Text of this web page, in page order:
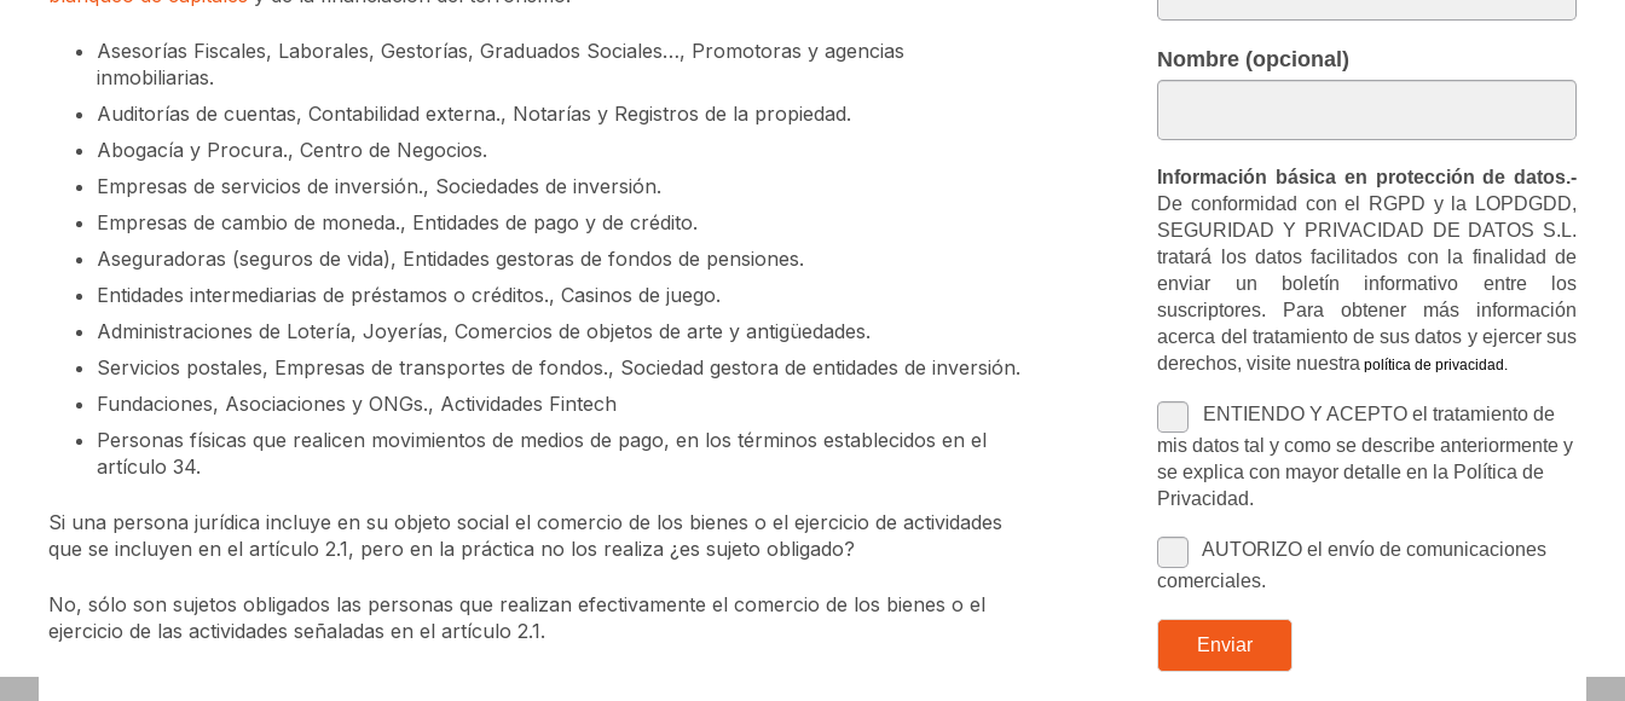
Asesorías Fiscales, Laborales, Gestorías, Graduados Sociales…, Promotoras y agencias
inmobiliarias.
Auditorías de cuentas, Contabilidad externa., Notarías y Registros de la propiedad.
Abogacía y Procura., Centro de Negocios.
Empresas de servicios de inversión., Sociedades de inversión.
Empresas de cambio de moneda., Entidades de pago y de crédito.
Aseguradoras (seguros de vida), Entidades gestoras de fondos de pensiones.
Entidades intermediarias de préstamos o créditos., Casinos de juego.
Administraciones de Lotería, Joyerías, Comercios de objetos de arte y antigüedades.
Servicios postales, Empresas de transportes de fondos., Sociedad gestora de entidades de inversión.
Fundaciones, Asociaciones y ONGs., Actividades Fintech
Personas físicas que realicen movimientos de medios de pago, en los términos establecidos en el
artículo 34.
Si una persona jurídica incluye en su objeto social el comercio de los bienes o el ejercicio de actividades
que se incluyen en el artículo 2.1, pero en la práctica no los realiza ¿es sujeto obligado?
No, sólo son sujetos obligados las personas que realizan efectivamente el comercio de los bienes o el
ejercicio de las actividades señaladas en el artículo 2.1.
Nombre (opcional)
Información básica en protección de datos.-
De conformidad con el RGPD y la LOPDGDD,
SEGURIDAD Y PRIVACIDAD DE DATOS S.L.
tratará los datos facilitados con la finalidad de
enviar un boletín informativo entre los
suscriptores. Para obtener más información
acerca del tratamiento de sus datos y ejercer sus
derechos, visite nuestra política de privacidad .
ENTIENDO Y ACEPTO el tratamiento de
mis datos tal y como se describe anteriormente y
se explica con mayor detalle en la Política de
Privacidad.
AUTORIZO el envío de comunicaciones
comerciales.
Enviar